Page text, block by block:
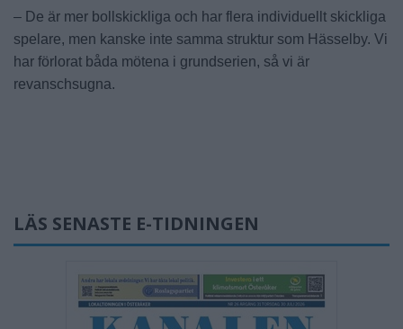
– De är mer bollskickliga och har flera individuellt skickliga
spelare, men kanske inte samma struktur som Hässelby. Vi
har förlorat båda mötena i grundserien, så vi är
revanschsugna.
LÄS SENASTE E-TIDNINGEN